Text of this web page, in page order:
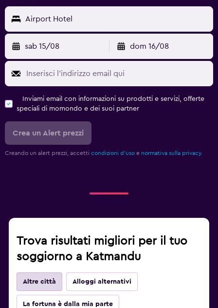
Airport Hotel
sab 15/08 dom 16/08
Inviami email con informazioni su prodotti e servizi, offerte
speciali di momondo e dei suoi partner
Crea un Alert prezzi
Creando un alert prezzi, accetti condizioni d'uso e normativa sulla privacy.
Trova risultati migliori per il tuo
soggiorno a Katmandu
Altre città Alloggi alternativi
La fortuna è dalla mia parte